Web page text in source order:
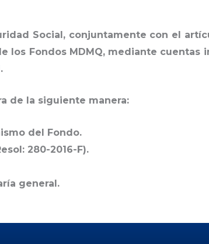
Social, conjuntamente con el
los Fondos MDMQ, mediante
de la siguiente manera:
del Fondo.
280-2016-F).
general.